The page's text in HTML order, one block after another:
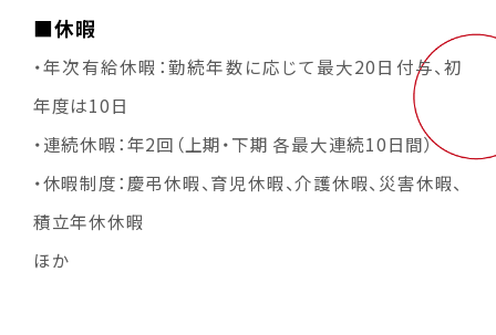
■休暇
・年次有給休暇：勤続年数に応じて最大20日付与、初
年度は10日
・連続休暇：年2回（上期・下期 各最大連続10日間）
・休暇制度：慶弔休暇、育児休暇、介護休暇、災害休暇、
積立年休休暇
ほか